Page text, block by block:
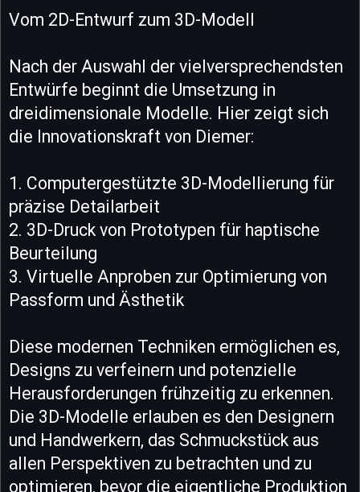
Vom 2D-Entwurf zum 3D-Modell
Nach der Auswahl der vielversprechendsten
Entwürfe beginnt die Umsetzung in
dreidimensionale Modelle. Hier zeigt sich
die Innovationskraft von Diemer:
1. Computergestützte 3D-Modellierung für
präzise Detailarbeit
2. 3D-Druck von Prototypen für haptische
Beurteilung
3. Virtuelle Anproben zur Optimierung von
Passform und Ästhetik
Diese modernen Techniken ermöglichen es,
Designs zu verfeinern und potenzielle
Herausforderungen frühzeitig zu erkennen.
Die 3D-Modelle erlauben es den Designern
und Handwerkern, das Schmuckstück aus
allen Perspektiven zu betrachten und zu
optimieren, bevor die eigentliche Produktion